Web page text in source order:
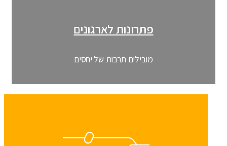
פתרונות לארגונים
מובילים תרבות של יחסים